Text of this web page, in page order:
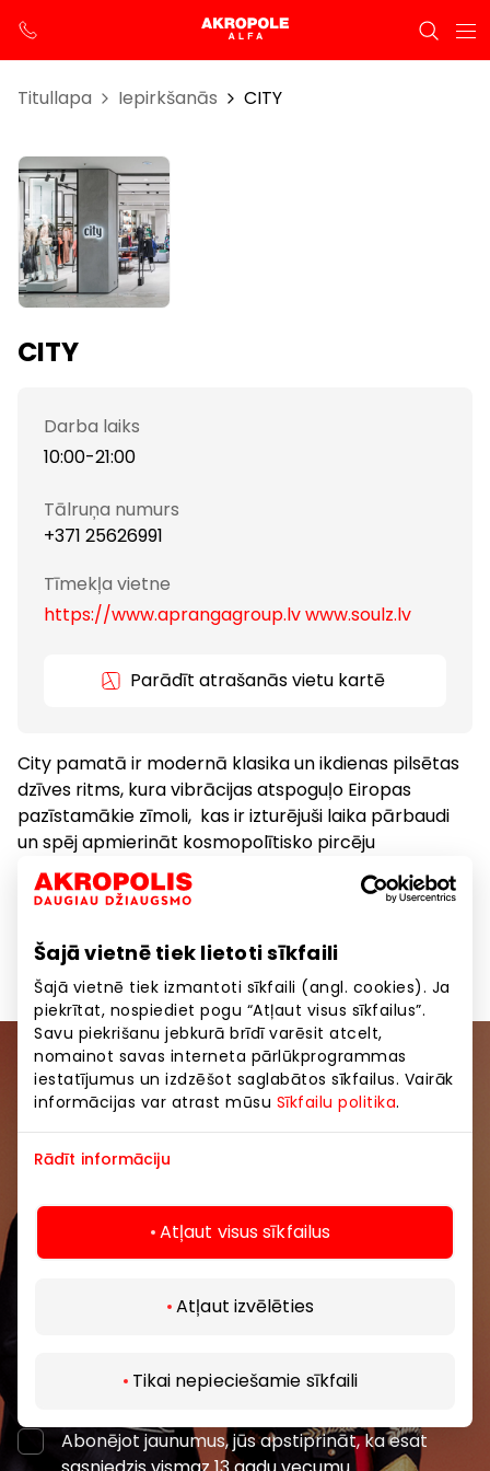
Šajā vietnē tiek lietoti sīkfaili
Šajā vietnē tiek izmantoti sīkfaili (angl. cookies). Ja
piekrītat, nospiediet pogu “Atļaut visus sīkfailus”.
Savu piekrišanu jebkurā brīdī varēsit atcelt,
nomainot savas interneta pārlūkprogrammas
iestatījumus un izdzēšot saglabātos sīkfailus. Vairāk
informācijas var atrast mūsu Sīkfailu politika.
Rādīt informāciju
Atļaut visus sīkfailus
Atļaut izvēlēties
Tikai nepieciešamie sīkfaili
Titullapa Iepirkšanās CITY
CITY
Darba laiks
10:00-21:00
Tālruņa numurs
+371 25626991
Tīmekļa vietne
https://www.aprangagroup.lv www.soulz.lv
Parādīt atrašanās vietu kartē
City pamatā ir modernā klasika un ikdienas pilsētas
dzīves ritms, kura vibrācijas atspoguļo Eiropas
pazīstamākie zīmoli, kas ir izturējuši laika pārbaudi
un spēj apmierināt kosmopolītisko pircēju
vajadzības.
Apģērbs
Pievienojieties mūsu kopienai
Uzzini pirmais par labākajiem piedāvājumiem,
pasākumiem un jaunāko informāciju iepirkšanās un
Rīga”.
Abonēt
Abonējot jaunumus, jūs apstiprināt, ka esat